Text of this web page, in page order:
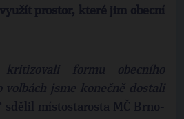
prostor, které jim obecní
formu obecního
volbách jsme konečně dostali
sdělil místostarosta MČ Brno-